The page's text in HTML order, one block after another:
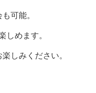
可能。
しめます。
しみください。